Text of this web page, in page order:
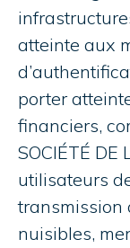
atteinte aux
porter
financiers,
SOCIÉTÉ DE
utilisateurs
transmission
nuisibles,